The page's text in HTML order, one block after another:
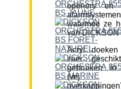
openers en
waarmee ze
van DICKSON
Acryl
zeer
gebruiken in
(vrij